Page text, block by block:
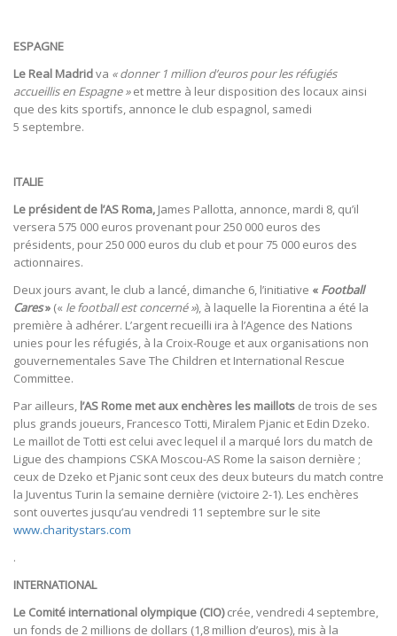
ESPAGNE
Le Real Madridva « donner 1 million d’euros pour les réfugiés
accueillis en Espagne »et mettre à leur disposition des locaux ainsi
que des kits sportifs, annonce le club espagnol, samedi
5 septembre.
ITALIE
Le président de l’AS Roma, James Pallotta, annonce, mardi 8, qu’il
versera 575 000 euros provenant pour 250 000 euros des
présidents, pour 250 000 euros du club et pour 75 000 euros des
actionnaires.
Deux jours avant, le club a lancé, dimanche 6, l’initiative « Football
Cares» (« le football est concerné »), à laquelle la Fiorentina a été la
première à adhérer. L’argent recueilli ira à l’Agence des Nations
unies pour les réfugiés, à la Croix-Rouge et aux organisations non
gouvernementales Save The Children et International Rescue
Committee.
Par ailleurs, l’AS Rome met aux enchères les maillots de trois de ses
plus grands joueurs, Francesco Totti, Miralem Pjanic et Edin Dzeko.
Le maillot de Totti est celui avec lequel il a marqué lors du match de
Ligue des champions CSKA Moscou-AS Rome la saison dernière ;
ceux de Dzeko et Pjanic sont ceux des deux buteurs du match contre
la Juventus Turin la semaine dernière (victoire 2-1). Les enchères
sont ouvertes jusqu’au vendredi 11 septembre sur le site
www.charitystars.com
.
INTERNATIONAL
Le Comité international olympique (CIO)crée, vendredi 4 septembre,
un fonds de 2 millions de dollars (1,8 million d’euros), mis à la